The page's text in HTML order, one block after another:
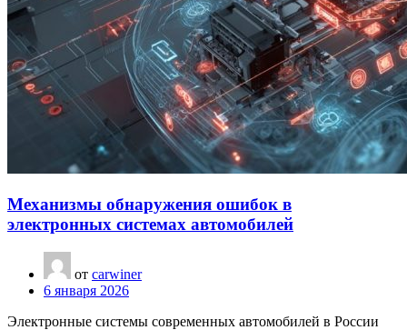
Механизмы обнаружения ошибок в
электронных системах автомобилей
от carwiner
6 января 2026
Электронные системы современных автомобилей в России